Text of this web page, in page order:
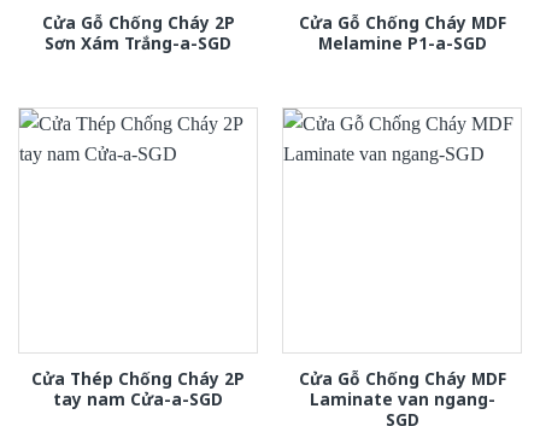
Cửa Gỗ Chống Cháy 2P
Sơn Xám Trắng-a-SGD
Cửa Gỗ Chống Cháy MDF
Melamine P1-a-SGD
Cửa Thép Chống Cháy 2P
tay nam Cửa-a-SGD
Cửa Gỗ Chống Cháy MDF
Laminate van ngang-
SGD